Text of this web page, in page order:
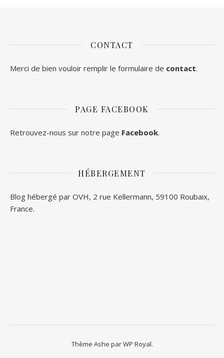
CONTACT
Merci de bien vouloir remplir le formulaire de contact.
PAGE FACEBOOK
Retrouvez-nous sur notre page Facebook.
HÉBERGEMENT
Blog hébergé par OVH, 2 rue Kellermann, 59100 Roubaix,
France.
Thème Ashe parWP Royal.